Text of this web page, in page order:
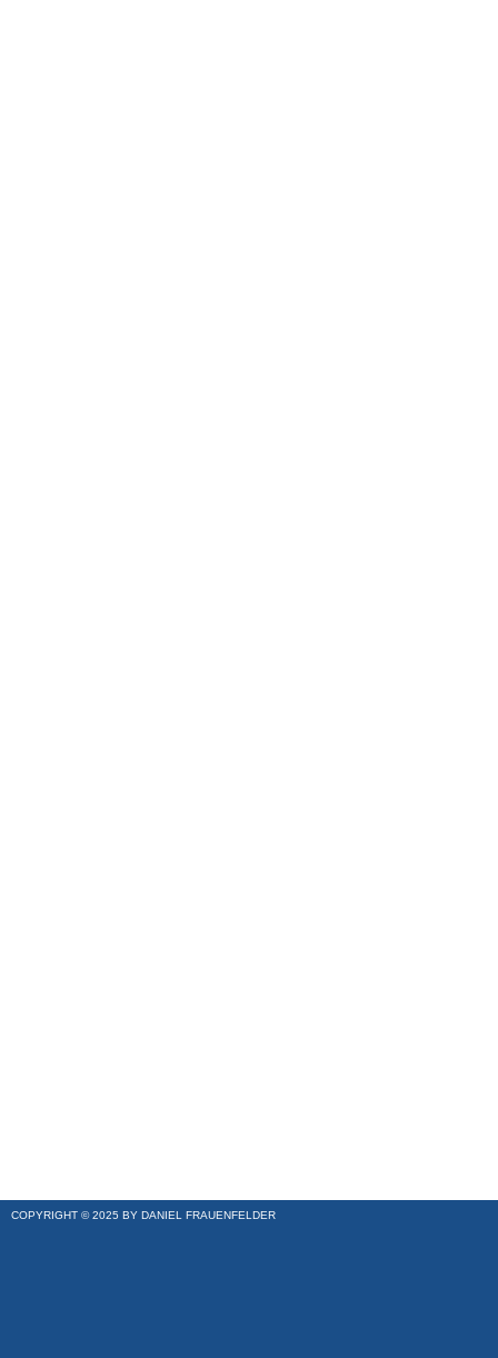
COPYRIGHT © 2025 BY DANIEL FRAUENFELDER